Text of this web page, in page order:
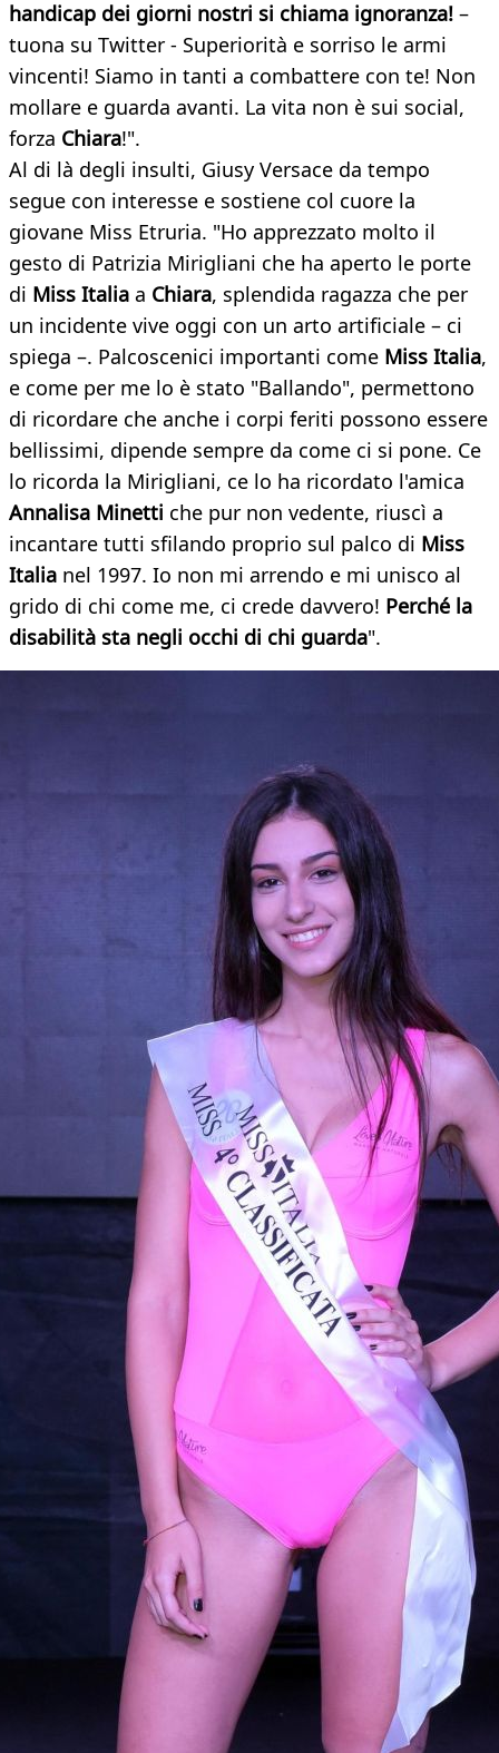
handicap dei giorni nostri si chiama ignoranza! –
tuona su Twitter - Superiorità e sorriso le armi
vincenti! Siamo in tanti a combattere con te! Non
mollare e guarda avanti. La vita non è sui social,
forza Chiara!".
Al di là degli insulti, Giusy Versace da tempo
segue con interesse e sostiene col cuore la
giovane Miss Etruria. "Ho apprezzato molto il
gesto di Patrizia Mirigliani che ha aperto le porte
di Miss Italia a Chiara, splendida ragazza che per
un incidente vive oggi con un arto artificiale – ci
spiega –. Palcoscenici importanti come Miss Italia,
e come per me lo è stato "Ballando", permettono
di ricordare che anche i corpi feriti possono essere
bellissimi, dipende sempre da come ci si pone. Ce
lo ricorda la Mirigliani, ce lo ha ricordato l'amica
Annalisa Minetti che pur non vedente, riuscì a
incantare tutti sfilando proprio sul palco di Miss
Italia nel 1997. Io non mi arrendo e mi unisco al
grido di chi come me, ci crede davvero! Perché la
disabilità sta negli occhi di chi guarda".